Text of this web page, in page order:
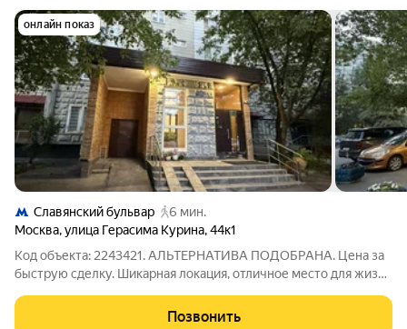
онлайн показ
Славянский бульвар
6 мин.
Москва,улица Герасима Курина,44к1
Код объекта: 2243421. АЛЬТЕРНАТИВА ПОДОБРАНА. Цена за
быструю сделку. Шикарная локация, отличное место для жизни
документы. Чистый, ухоженный подъезд. . Юридическое
Позвонить